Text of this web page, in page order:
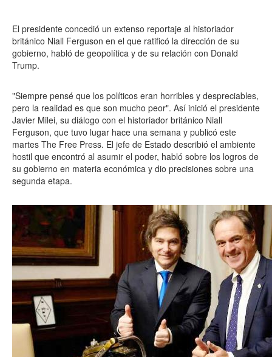
El presidente concedió un extenso reportaje al historiador
británico Niall Ferguson en el que ratificó la dirección de su
gobierno, habló de geopolítica y de su relación con Donald
Trump.
"Siempre pensé que los políticos eran horribles y despreciables,
pero la realidad es que son mucho peor". Así inició el presidente
Javier Milei, su diálogo con el historiador británico Niall
Ferguson, que tuvo lugar hace una semana y publicó este
martes The Free Press. El jefe de Estado describió el ambiente
hostil que encontró al asumir el poder, habló sobre los logros de
su gobierno en materia económica y dio precisiones sobre una
segunda etapa.